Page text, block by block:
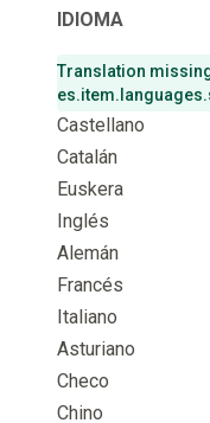
IDIOMA
Translation
Castellano
Catalán
Euskera
Inglés
Alemán
Francés
Italiano
Asturiano
Checo
Chino